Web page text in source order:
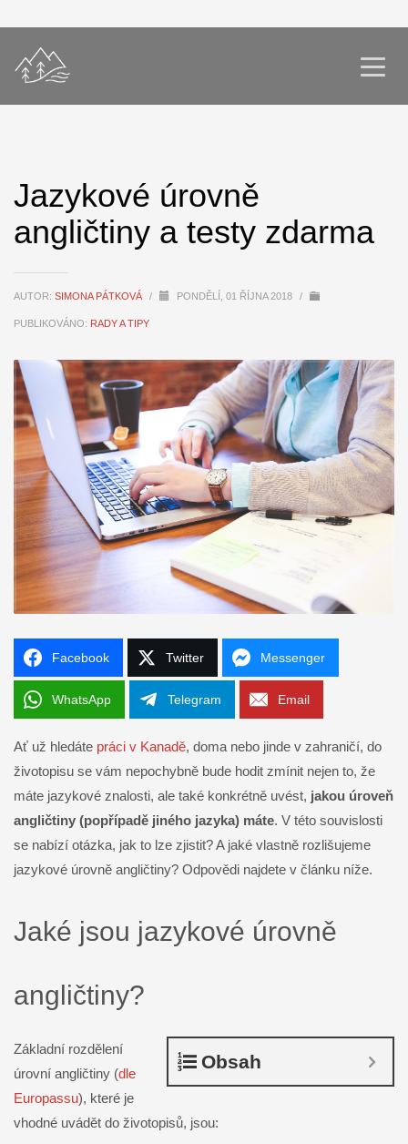
Jazykové úrovně
angličtiny a testy zdarma
AUTOR: SIMONA PÁTKOVÁ / PONDĚLÍ, 01 ŘÍJNA 2018 /
PUBLIKOVÁNO: RADY A TIPY
Facebook Twitter Messenger
WhatsApp Telegram Email
Ať už hledáte práci v Kanadě, doma nebo jinde v zahraničí, do
životopisu se vám nepochybně bude hodit zmínit nejen to, že
máte jazykové znalosti, ale také konkrétně uvést, jakou úroveň
angličtiny (popřípadě jiného jazyka) máte. V této souvislosti
se nabízí otázka, jak to lze zjistit? A jaké vlastně rozlišujeme
jazykové úrovně angličtiny? Odpovědi najdete v článku níže.
Jaké jsou jazykové úrovně
angličtiny?
Obsah
Základní rozdělení
úrovní angličtiny (dle
Europassu), které je
vhodné uvádět do životopisů, jsou: